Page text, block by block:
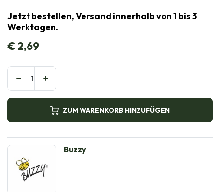
Jetzt bestellen, Versand innerhalb von 1 bis 3
Werktagen.
€2,69
ZUM WARENKORB HINZUFÜGEN
Buzzy